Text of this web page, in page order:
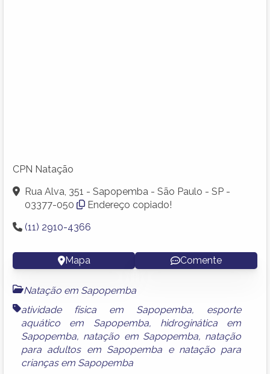
CPN Natação
Rua Alva, 351 - Sapopemba - São Paulo - SP -
03377-050
Endereço copiado!
(11) 2910-4366
Mapa Comente
Natação em Sapopemba
atividade física em Sapopemba, esporte
aquático em Sapopemba, hidroginática em
Sapopemba, natação em Sapopemba, natação
para adultos em Sapopemba e natação para
crianças em Sapopemba